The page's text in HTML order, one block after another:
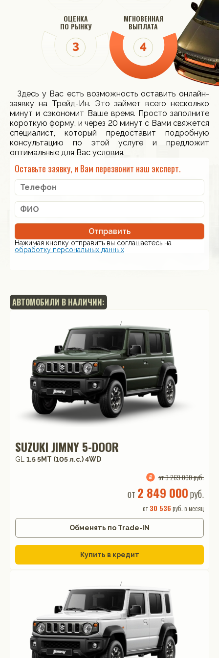
ОЦЕНКА
ПО РЫНКУ
МГНОВЕННАЯ
ВЫПЛАТА
Здесь у Вас есть возможность оставить онлайн-
заявку на Трейд-Ин. Это займет всего несколько
минут и сэкономит Ваше время. Просто заполните
короткую форму, и через 20 минут с Вами свяжется
специалист, который предоставит подробную
консультацию по этой услуге и предложит
оптимальные для Вас условия.
Оставьте заявку, и Вам перезвонит наш эксперт.
Отправить
Нажимая кнопку отправить вы соглашаетесь на
обработку персональных данных
АВТОМОБИЛИ В НАЛИЧИИ:
SUZUKI JIMNY 5-DOOR
GL 1.5 5MT (105 л.с.) 4WD
от 3 269 000 руб.
от 2 849 000руб.
от30 536 руб. в месяц
Обменять по Trade-IN
Купить в кредит